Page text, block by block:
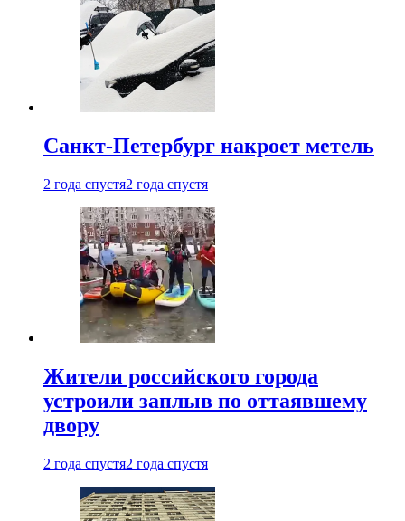
Санкт-Петербург накроет метель
2 года спустя2 года спустя
Жители российского города
устроили заплыв по оттаявшему
двору
2 года спустя2 года спустя